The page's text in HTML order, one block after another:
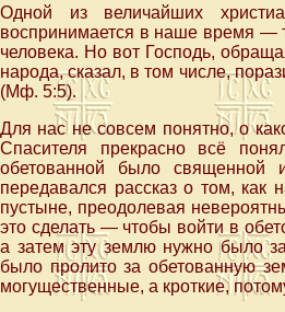
Одной из величайших
воспринимается в наше время —
человека. Но вот Господь,
народа, сказал, в том числе,
(Мф. 5:5).
Для нас не совсем понятно, о
Спасителя прекрасно всё
обетованной было священной
передавался рассказ о том, как
пустыне, преодолевая
это сделать — чтобы войти в
а затем эту землю нужно было
было пролито за обетованную
могущественные, а кроткие,